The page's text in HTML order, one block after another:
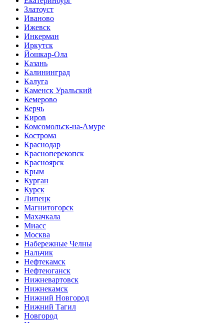
Златоуст
Иваново
Ижевск
Инкерман
Иркутск
Йошкар-Ола
Казань
Калининград
Калуга
Каменск Уральский
Кемерово
Керчь
Киров
Комсомольск-на-Амуре
Кострома
Краснодар
Красноперекопск
Красноярск
Крым
Курган
Курск
Липецк
Магнитогорск
Махачкала
Миасс
Москва
Набережные Челны
Нальчик
Нефтекамск
Нефтеюганск
Нижневартовск
Нижнекамск
Нижний Новгород
Нижний Тагил
Новгород